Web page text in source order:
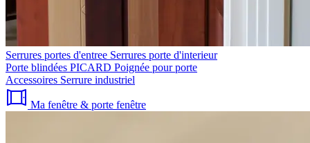
Serrures portes d'entree Serrures porte d'interieur
Porte blindées PICARD Poignée pour porte
Accessoires Serrure industriel
Ma fenêtre & porte fenêtre